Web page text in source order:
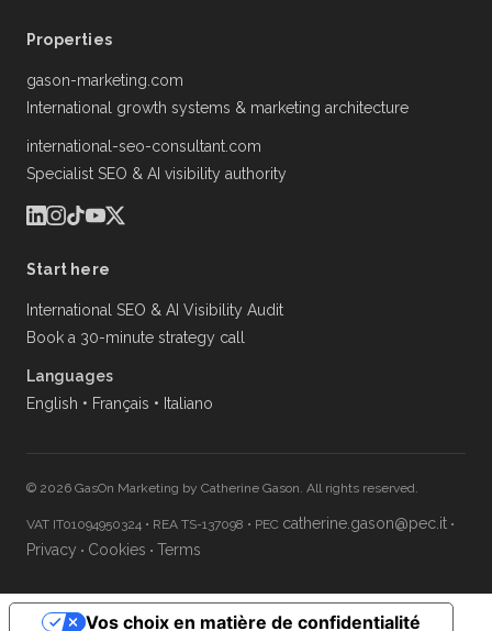
Properties
Start here
gason-marketing.com
International SEO & AI Visibility Audit
International growth systems & marketing architecture
Book a 30-minute strategy call
international-seo-consultant.com
Languages
Specialist SEO & AI visibility authority
English • Français • Italiano
© 2026 GasOn Marketing by Catherine Gason. All rights reserved.
VAT IT01094950324 • REA TS-137098 • PEC catherine.gason@pec.it •
Privacy • Cookies • Terms
Vos choix en matière de confidentialité